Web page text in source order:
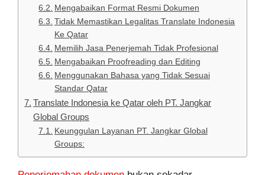
Mengabaikan Format Resmi Dokumen
Tidak Memastikan Legalitas Translate Indonesia
Ke Qatar
Memilih Jasa Penerjemah Tidak Profesional
Mengabaikan Proofreading dan Editing
Menggunakan Bahasa yang Tidak Sesuai
Standar Qatar
Translate Indonesia ke Qatar oleh PT. Jangkar
Global Groups
Keunggulan Layanan PT. Jangkar Global
Groups: